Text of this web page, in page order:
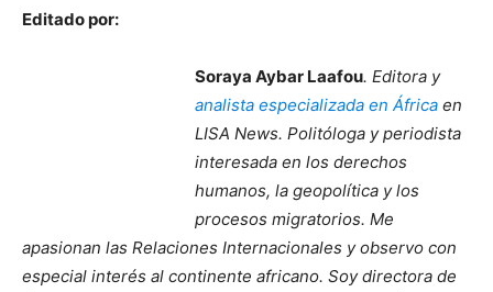
Editado por:
Soraya Aybar Laafou. Editora y
analista especializada en África en
LISA News. Politóloga y periodista
interesada en los derechos
humanos, la geopolítica y los
procesos migratorios. Me
apasionan las Relaciones Internacionales y observo con
especial interés al continente africano. Soy directora de